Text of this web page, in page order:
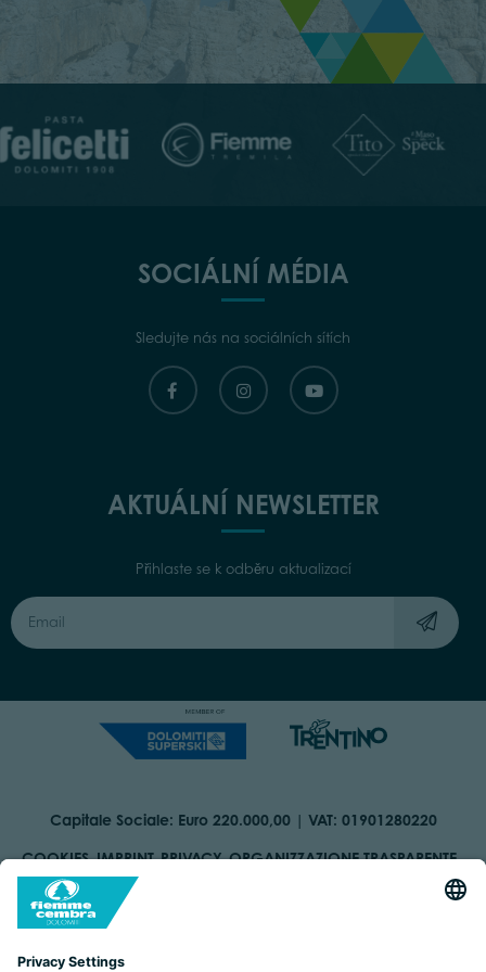
SOCIÁLNÍ MÉDIA
Sledujte nás na sociálních sítích
AKTUÁLNÍ NEWSLETTER
Přihlaste se k odběru aktualizací
Capitale Sociale: Euro 220.000,00 | VAT: 01901280220
COOKIES IMPRINT PRIVACY ORGANIZZAZIONE TRASPARENTE